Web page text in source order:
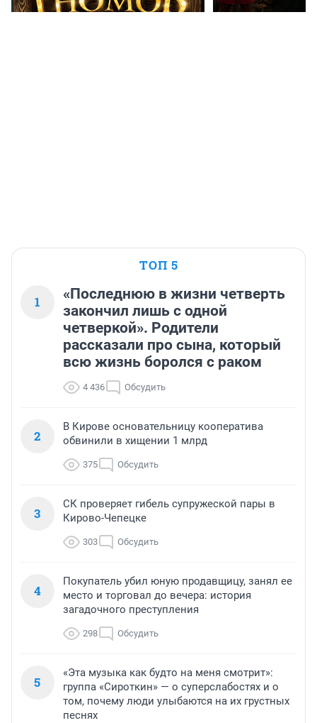
ТОП 5
1
«Последнюю в жизни четверть
закончил лишь с одной
четверкой». Родители
рассказали про сына, который
всю жизнь боролся с раком
4 436 Обсудить
2
В Кирове основательницу кооператива
обвинили в хищении 1 млрд
375 Обсудить
3
СК проверяет гибель супружеской пары в
Кирово-Чепецке
303 Обсудить
4
Покупатель убил юную продавщицу, занял ее
место и торговал до вечера: история
загадочного преступления
298 Обсудить
5
«Эта музыка как будто на меня смотрит»:
группа «Сироткин» — о суперслабостях и о
том, почему люди улыбаются на их грустных
песнях